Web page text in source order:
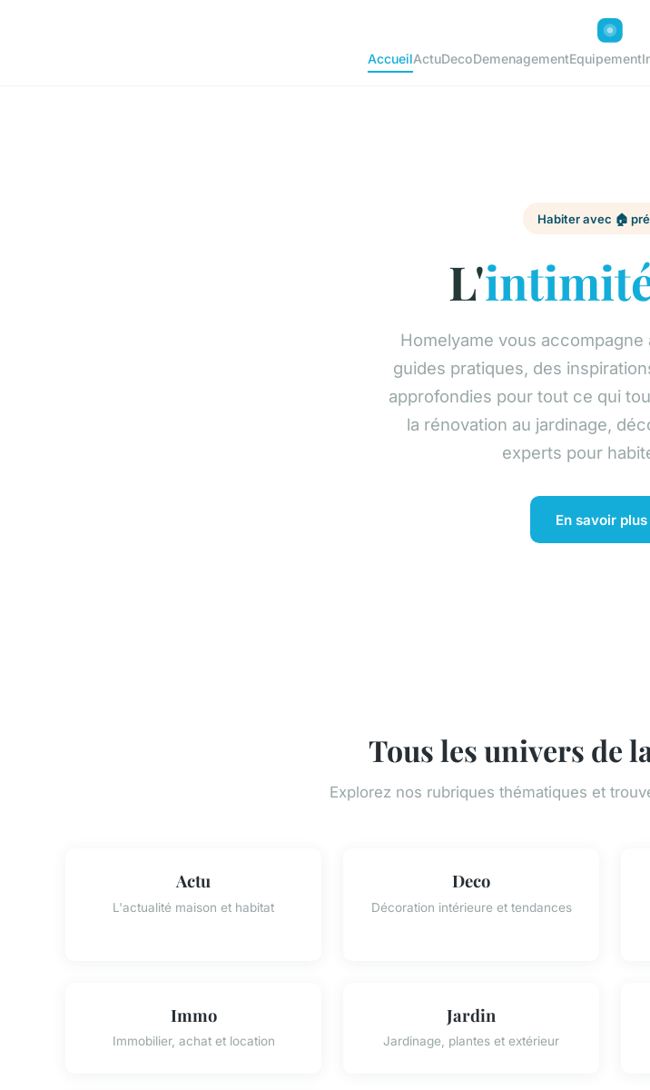
AccueilActuDecoDemenagementEquipement
Habiter avec 🏠
L'
Homelyame vous
guides pratiques, des
approfondies pour tout ce qui
la rénovation au jardinage,
experts pour
En savoir
Tous les univers de
Explorez nos rubriques thématiques et
Actu
L'actualité maison et habitat
Deco
Décoration intérieure et tendances
Immo
Immobilier, achat et location
Jardin
Jardinage, plantes et extérieur